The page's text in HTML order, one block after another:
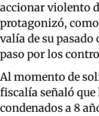
accionar violento
protagonizó,
valía de su
paso por los
Al momento de
fiscalía señaló
condenados a 8